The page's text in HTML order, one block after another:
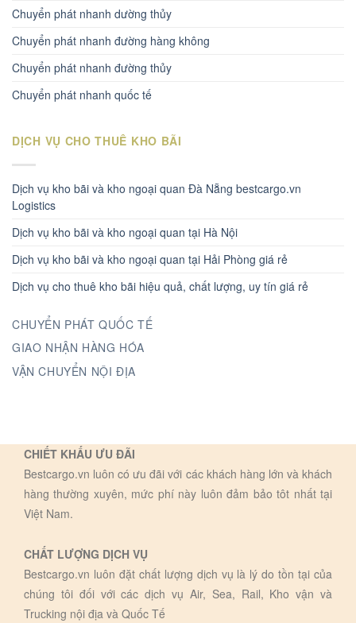
Chuyển phát nhanh dường thủy
Chuyển phát nhanh đường hàng không
Chuyển phát nhanh đường thủy
Chuyển phát nhanh quốc tế
DỊCH VỤ CHO THUÊ KHO BÃI
Dịch vụ kho bãi và kho ngoại quan Đà Nẵng bestcargo.vn
Logistics
Dịch vụ kho bãi và kho ngoại quan tại Hà Nội
Dịch vụ kho bãi và kho ngoại quan tại Hải Phòng giá rẻ
Dịch vụ cho thuê kho bãi hiệu quả, chất lượng, uy tín giá rẻ
CHUYỂN PHÁT QUỐC TẾ
GIAO NHẬN HÀNG HÓA
VẬN CHUYỂN NỘI ĐỊA
CHIẾT KHẤU ƯU ĐÃI
Bestcargo.vn luôn có ưu đãi với các khách hàng lớn và khách
hàng thường xuyên, mức phí này luôn đảm bảo tôt nhất tại
Việt Nam.
CHẤT LƯỢNG DỊCH VỤ
Bestcargo.vn luôn đặt chất lượng dịch vụ là lý do tồn tại của
chúng tôi đối với các dịch vụ Air, Sea, Rail, Kho vận và
Trucking nội địa và Quốc Tế